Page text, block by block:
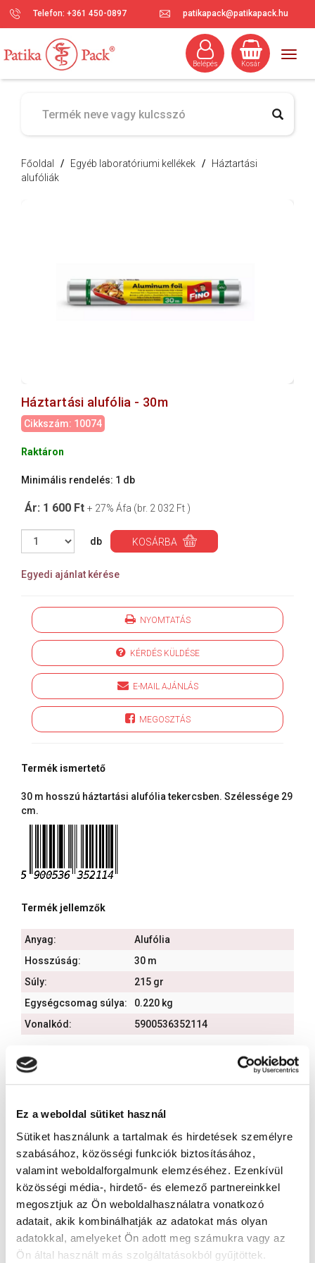
Ez a weboldal sütiket használ
Sütiket használunk a tartalmak és hirdetések személyre
szabásához, közösségi funkciók biztosításához,
valamint weboldalforgalmunk elemzéséhez. Ezenkívül
közösségi média-, hirdető- és elemező partnereinkkel
megosztjuk az Ön weboldalhasználatra vonatkozó
adatait, akik kombinálhatják az adatokat más olyan
adatokkal, amelyeket Ön adott meg számukra vagy az
Ön által használt más szolgáltatásokból gyűjtöttek.
Telefon: +361 450-0897 patikapack@patikapack.hu
Kosár
Belépés
Főoldal / Egyéb laboratóriumi kellékek / Háztartási
alufóliák
Háztartási alufólia - 30m
Cikkszám: 10074
Raktáron
Minimális rendelés: 1 db
Ár: 1 600 Ft + 27% Áfa (br. 2 032 Ft )
db KOSÁRBA
Egyedi ajánlat kérése
NYOMTATÁS
KÉRDÉS KÜLDÉSE
E-MAIL AJÁNLÁS
MEGOSZTÁS
Termék ismertető
30 m hosszú háztartási alufólia tekercsben. Szélessége 29
cm.
Termék jellemzők
Anyag:
Alufólia
Hosszúság:
30 m
Súly:
215 gr
Egységcsomag súlya:
0.220 kg
Vonalkód:
5900536352114
Kapcsolódó termékek